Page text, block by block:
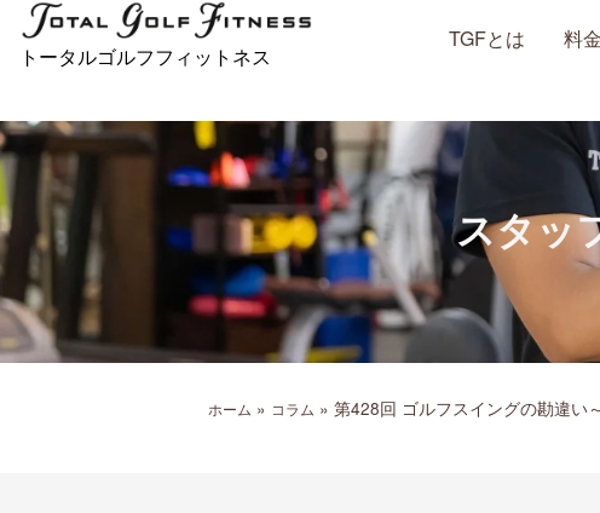
キ
ッ
プ
トータルゴルフフィットネス
TGFとは 料
スタッ
ホーム » コラム » 第428回 ゴルフスイングの勘違い